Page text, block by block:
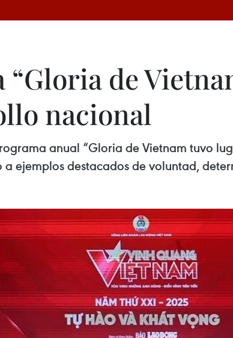
de
nacional
anual “Gloria de Vietnam tuvo
ejemplos destacados de voluntad,